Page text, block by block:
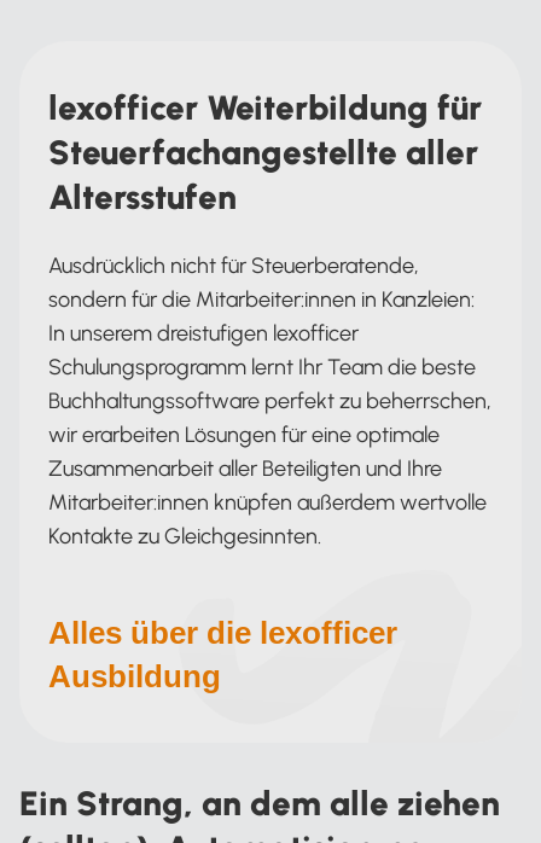
lexofficer Weiterbildung für
Steuerfachangestellte aller
Altersstufen
Ausdrücklich nicht für Steuerberatende,
sondern für die Mitarbeiter:innen in Kanzleien:
In unserem dreistufigen lexofficer
Schulungsprogramm lernt Ihr Team die beste
Buchhaltungssoftware perfekt zu beherrschen,
wir erarbeiten Lösungen für eine optimale
Zusammenarbeit aller Beteiligten und Ihre
Mitarbeiter:innen knüpfen außerdem wertvolle
Kontakte zu Gleichgesinnten.
Alles über die lexofficer
Ausbildung
Ein Strang, an dem alle ziehen